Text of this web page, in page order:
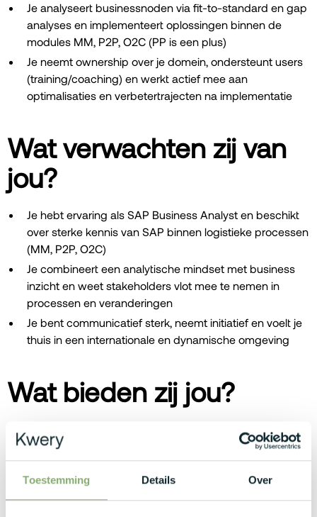
Toestemming Details Over
Je analyseert businessnoden via fit-to-standard en gap
analyses en implementeert oplossingen binnen de
modules MM, P2P, O2C (PP is een plus)
Je neemt ownership over je domein, ondersteunt users
(training/coaching) en werkt actief mee aan
optimalisaties en verbetertrajecten na implementatie
Wat verwachten zij van
jou?
Je hebt ervaring als SAP Business Analyst en beschikt
over sterke kennis van SAP binnen logistieke processen
(MM, P2P, O2C)
Je combineert een analytische mindset met business
inzicht en weet stakeholders vlot mee te nemen in
processen en veranderingen
Je bent communicatief sterk, neemt initiatief en voelt je
thuis in een internationale en dynamische omgeving
Wat bieden zij jou?
Een interessant bruto maandsalaris die kan variëren
tussen €5.500 - €7.250, afhankelijk van
opleidingsniveau en ervaring.
Bedrijfswagen met tankkaart (TCO €850 + extra budget
via cafetariaplan, keuze uit o.a. BMW, Mercedes, …)